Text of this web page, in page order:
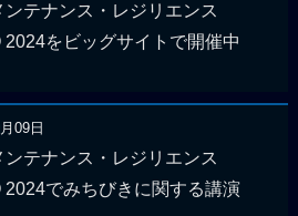
ンテナンス・レジリエンス
2024をビッグサイトで開催中
09日
ンテナンス・レジリエンス
2024でみちびきに関する講演